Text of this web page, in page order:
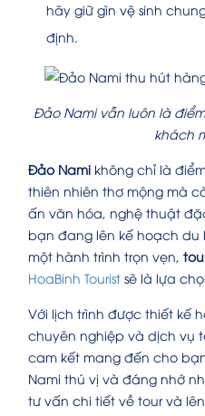
hãy giữ gìn vệ sinh
định.
Đảo Nami vẫn luôn là
khách
Đảo Nami không chỉ là
thiên nhiên thơ mộng mà
ấn văn hóa, nghệ thuật
bạn đang lên kế hoạch du
một hành trình trọn vẹn,
HoaBinh Tourist sẽ là lựa
Với lịch trình được thiết kế
chuyên nghiệp và dịch vụ
cam kết mang đến cho
Nami thú vị và đáng nhớ
tư vấn chi tiết về tour và